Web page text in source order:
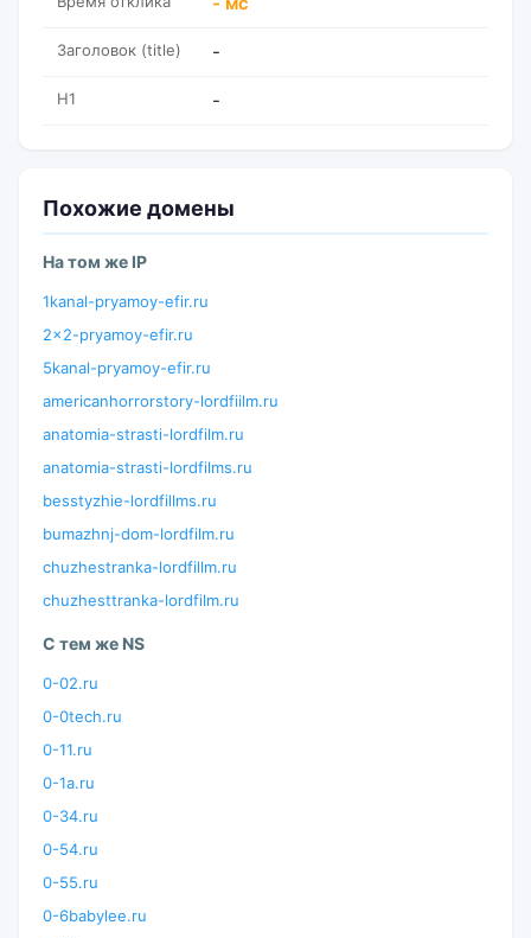
Заголовок (title) -
H1 -
Похожие домены
На том же IP
1kanal-pryamoy-efir.ru
2x2-pryamoy-efir.ru
5kanal-pryamoy-efir.ru
americanhorrorstory-lordfiilm.ru
anatomia-strasti-lordfilm.ru
anatomia-strasti-lordfilms.ru
besstyzhie-lordfillms.ru
bumazhnj-dom-lordfilm.ru
chuzhestranka-lordfillm.ru
chuzhesttranka-lordfilm.ru
С тем же NS
0-02.ru
0-0tech.ru
0-11.ru
0-1a.ru
0-34.ru
0-54.ru
0-55.ru
0-6babylee.ru